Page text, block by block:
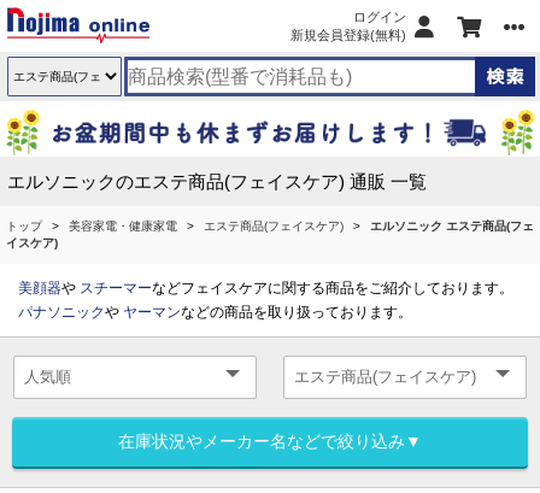
ログイン
新規会員登録(無料)
エルソニックのエステ商品(フェイスケア) 通販 一覧
トップ 美容家電・健康家電 エステ商品(フェイスケア)
エルソニック エステ商品(フェ
イスケア)
美顔器や スチーマーなどフェイスケアに関する商品をご紹介しております。
パナソニックや ヤーマンなどの商品を取り扱っております。
在庫状況やメーカー名などで絞り込み▼